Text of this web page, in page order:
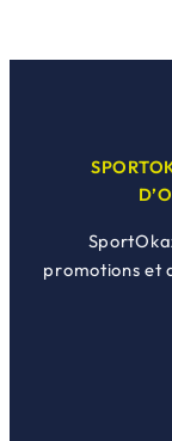
promotions et